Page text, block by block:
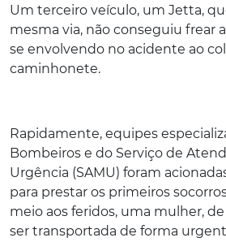
Um terceiro veículo, um Jetta,
mesma via, não conseguiu frear
se envolvendo no acidente ao
caminhonete.
Rapidamente, equipes
Bombeiros e do Serviço de
Urgência (SAMU) foram
para prestar os primeiros
meio aos feridos, uma mulher,
ser transportada de forma